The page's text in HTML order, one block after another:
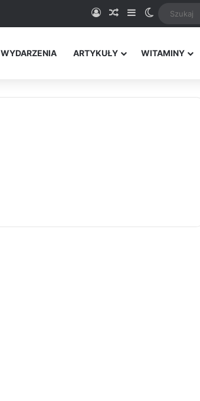
Logowanie
Random Article
SidebarSwitch skin
WYDARZENIA ARTYKUŁY WITAMINY